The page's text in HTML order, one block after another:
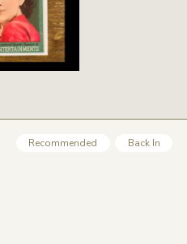
Recommended Back In